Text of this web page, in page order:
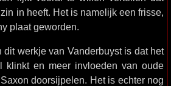
in heeft. Het is namelijk een frisse,
plaat geworden.
werkje van Vanderbuyst is dat het
klinkt en meer invloeden van oude
doorsijpelen. Het is echter nog